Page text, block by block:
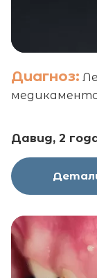
Диагноз:
Давид, 2